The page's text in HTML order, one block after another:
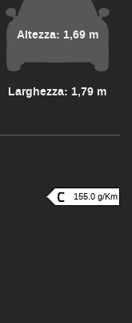
Altezza: 1,69 m
Larghezza: 1,79 m
155.0 g/Km